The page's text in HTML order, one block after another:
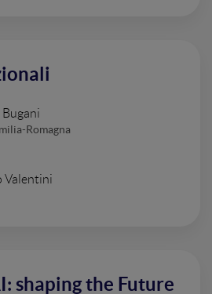
Romagna
Valentini
shaping the Future